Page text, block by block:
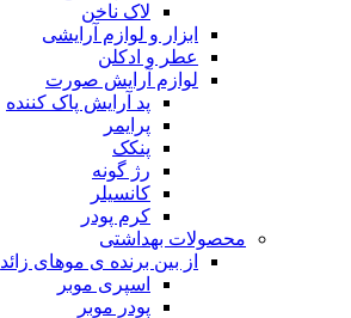
لاک ناخن
ابزار و لوازم آرایشی
عطر و ادکلن
لوازم آرایش صورت
پد آرایش پاک کننده
پرایمر
پنکک
رژ گونه
کانسیلر
کرم پودر
محصولات بهداشتی
از بین برنده ی موهای زائد
اسپری موبر
پودر موبر